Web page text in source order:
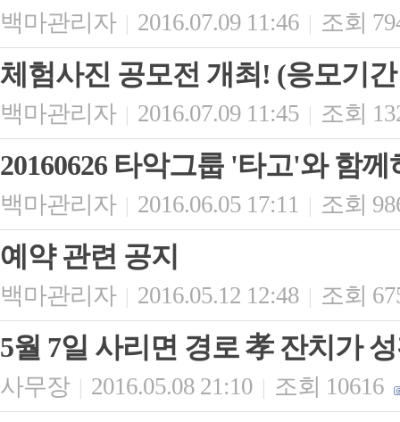
백마관리자 | 2016.07.09 11:46 | 조회
체험사진 공모전 개최! (응모기
백마관리자 | 2016.07.09 11:45 | 조회
20160626 타악그룹 '타고'와 함
백마관리자 | 2016.06.05 17:11 | 조회
예약 관련 공지
백마관리자 | 2016.05.12 12:48 | 조회
5월 7일 사리면 경로 孝 잔치가
사무장 | 2016.05.08 21:10 | 조회 10616